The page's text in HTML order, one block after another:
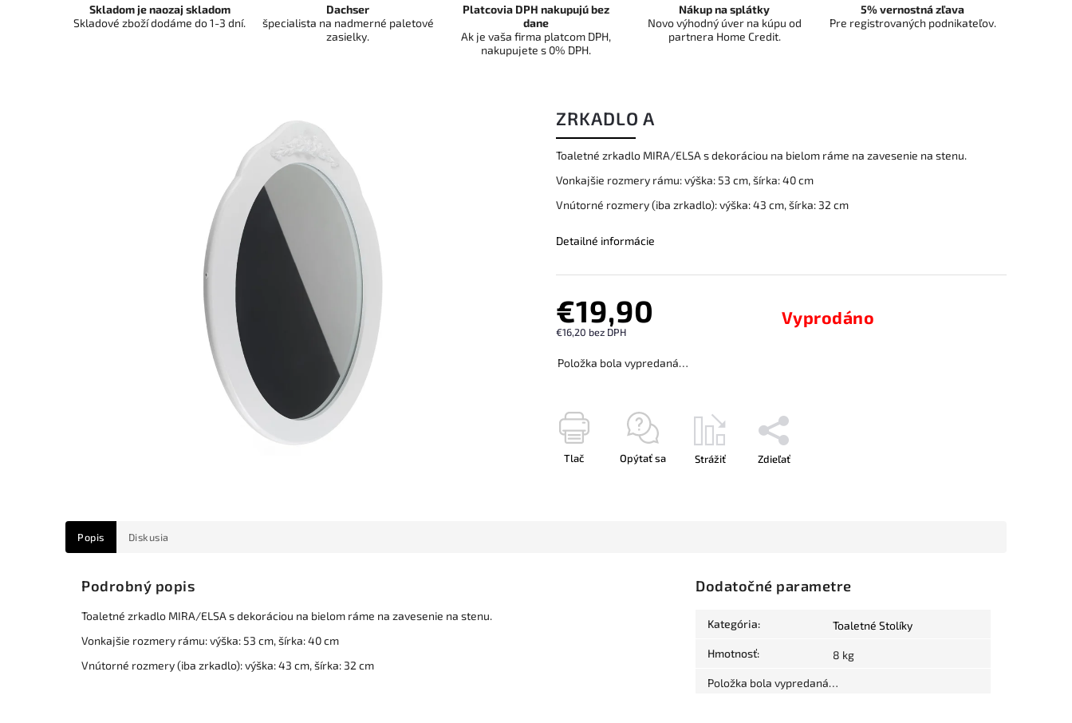
ZRKADLO A
€19,90
€16,20 bez DPH
Vyprodáno
Položka bola vypredaná…
Toaletné zrkadlo MIRA/ELSA s dekoráciou na bielom ráme na zavesenie na stenu.
Vonkajšie rozmery rámu: výška: 53 cm, šírka: 40 cm
Vnútorné rozmery (iba zrkadlo): výška: 43 cm, šírka: 32 cm
Detailné informácie
Tlač Opýtať sa Strážiť Zdieľať
Skladom je naozaj skladom
Skladové zboží dodáme do 1-3 dní.
Dachser
špecialista na nadmerné paletové
zasielky.
Platcovia DPH nakupujú bez
dane
Ak je vaša firma platcom DPH,
nakupujete s 0% DPH.
Nákup na splátky
Novo výhodný úver na kúpu od
partnera Home Credit.
5% vernostná zľava
Pre registrovaných podnikateľov.
Popis Diskusia
Podrobný popis
Toaletné zrkadlo MIRA/ELSA s dekoráciou na bielom ráme na zavesenie na stenu.
Vonkajšie rozmery rámu: výška: 53 cm, šírka: 40 cm
Vnútorné rozmery (iba zrkadlo): výška: 43 cm, šírka: 32 cm
Dodatočné parametre
Kategória: Toaletné Stolíky
Hmotnosť: 8 kg
Položka bola vypredaná…